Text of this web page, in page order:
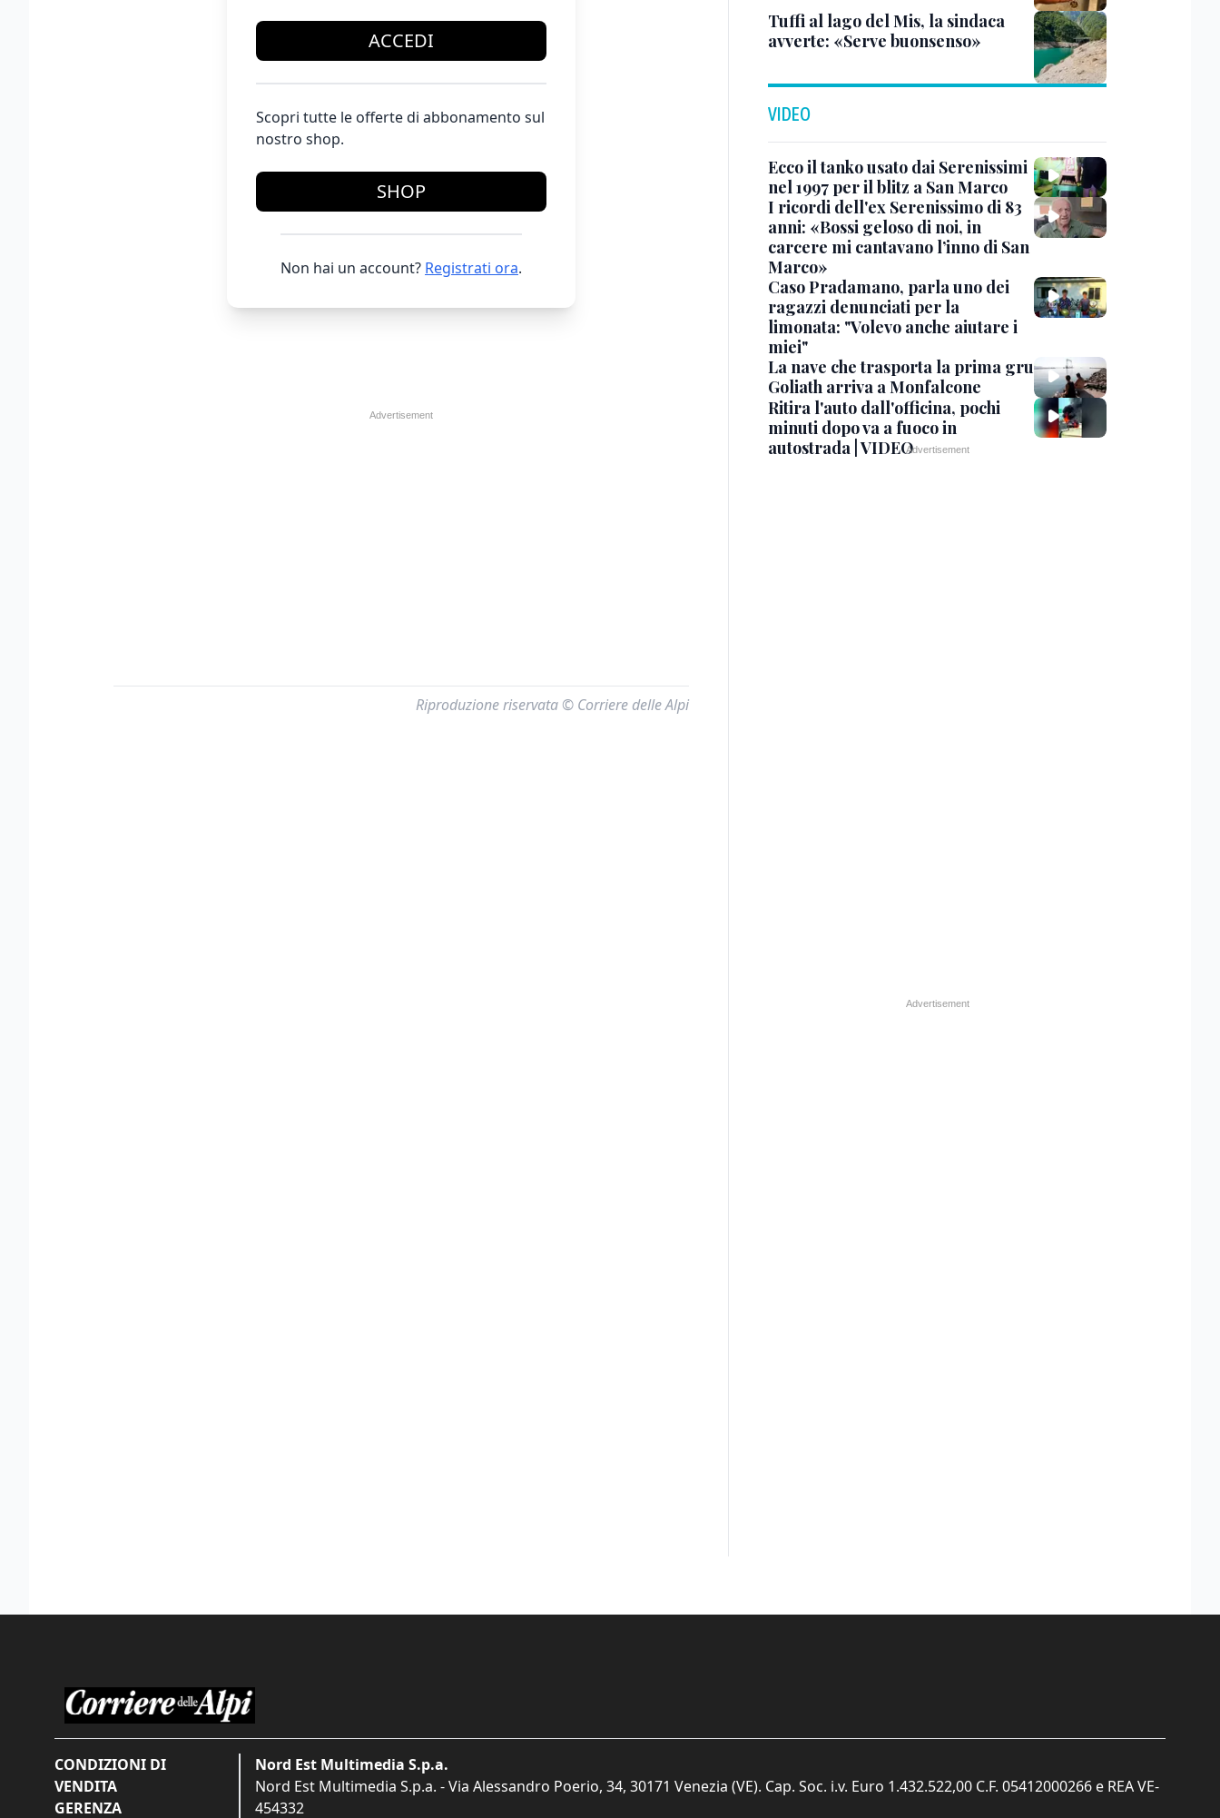
ACCEDI
Scopri tutte le offerte di abbonamento sul
nostro shop.
SHOP
Non hai un account? Registrati ora.
Riproduzione riservata © Corriere delle Alpi
Tuffi al lago del Mis, la sindaca
avverte: «Serve buonsenso»
VIDEO
Ecco il tanko usato dai Serenissimi
nel 1997 per il blitz a San Marco
I ricordi dell'ex Serenissimo di 83
anni: «Bossi geloso di noi, in
carcere mi cantavano l’inno di San
Marco»
Caso Pradamano, parla uno dei
ragazzi denunciati per la
limonata: "Volevo anche aiutare i
miei"
La nave che trasporta la prima gru
Goliath arriva a Monfalcone
Ritira l'auto dall'officina, pochi
minuti dopo va a fuoco in
autostrada | VIDEO
CONDIZIONI DI
VENDITA
GERENZA
Nord Est Multimedia S.p.a.
Nord Est Multimedia S.p.a. - Via Alessandro Poerio, 34, 30171 Venezia (VE). Cap. Soc. i.v. Euro 1.432.522,00 C.F. 05412000266 e REA VE-
454332